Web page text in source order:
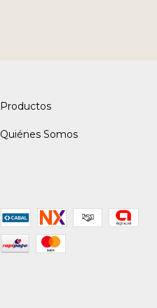
Productos
Quiénes Somos